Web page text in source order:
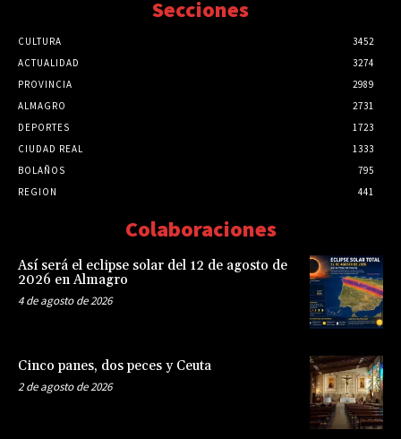
Secciones
CULTURA
3452
ACTUALIDAD
3274
PROVINCIA
2989
ALMAGRO
2731
DEPORTES
1723
CIUDAD REAL
1333
BOLAÑOS
795
REGION
441
Colaboraciones
Así será el eclipse solar del 12 de agosto de
2026 en Almagro
4 de agosto de 2026
Cinco panes, dos peces y Ceuta
2 de agosto de 2026